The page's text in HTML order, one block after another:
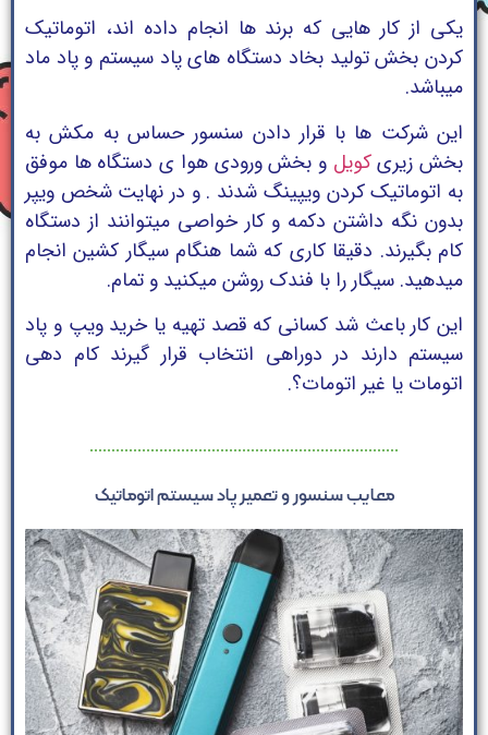
یکی از کار هایی که برند ها انجام داده اند، اتوماتیک
کردن بخش تولید بخاد دستگاه های پاد سیستم و پاد ماد
میباشد.
این شرکت ها با قرار دادن سنسور حساس به مکش به
بخش زیریکویلو بخش ورودی هوا ی دستگاه ها موفق
به اتوماتیک کردن ویپینگ شدند . و در نهایت شخص ویپر
بدون نگه داشتن دکمه و کار خواصی میتوانند از دستگاه
کام بگیرند. دقیقا کاری که شما هنگام سیگار کشین انجام
میدهید. سیگار را با فندک روشن میکنید و تمام.
این کار باعث شد کسانی که قصد تهیه یا خرید ویپ و پاد
سیستم دارند در دوراهی انتخاب قرار گیرند کام دهی
اتومات یا غیر اتومات؟.
معایب سنسور و تعمیر پاد سیستم اتوماتیک